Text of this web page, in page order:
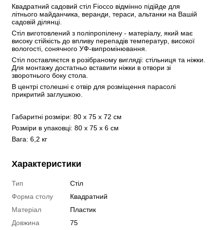
Квадратний садовий стіл Fiocco відмінно підійде для
літнього майданчика, веранди, тераси, альтанки на Вашій
садовій ділянці.
Стіл виготовлений з поліпропілену - матеріалу, який має
високу стійкість до впливу перепадів температур, високої
вологості, сонячного УФ-випромінювання.
Стіл поставляєтся в розібраному вигляді: стільниця та ніжки.
Для монтажу достатньо вставити ніжки в отвори зі
зворотнього боку стола.
В центрі столешні є отвір для розміщення парасолі
прикритий заглушкою.
Габаритні розміри: 80 х 75 х 72 см
Розміри в упаковці: 80 х 75 х 6 см
Вага: 6,2 кг
Характеристики
Тип
Стіл
Форма столу
Квадратний
Матеріал
Пластик
Довжина
75